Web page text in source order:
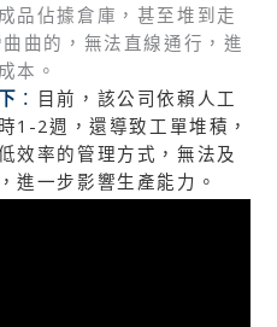
品佔據倉庫，甚至堆到走
曲的，無法直線通行，進
本。
： 目前，該公司依賴人工
1-2週，還導致工單堆積，
效率的管理方式，無法及
進一步影響生產能力。